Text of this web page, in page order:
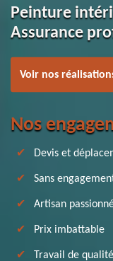
Peinture
Assurance
Voir nos
Nos
Devis et
Sans
Artisan
Prix imbattable
Travail de qualité